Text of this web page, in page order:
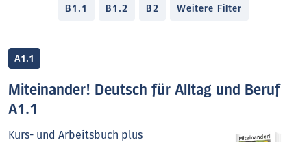
B1.1 B1.2 B2 Weitere Filter
A1.1
Miteinander! Deutsch für Alltag und Beruf
A1.1
Kurs- und Arbeitsbuch plus